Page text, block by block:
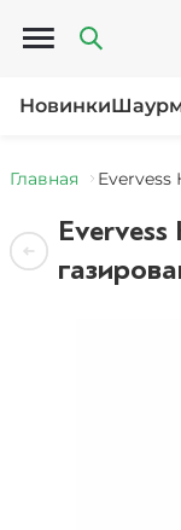
Открыть меню
Новинки
Главная Evervess